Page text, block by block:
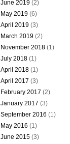
June 2019 (2)
May 2019 (6)
April 2019 (3)
March 2019 (2)
November 2018 (1)
July 2018 (1)
April 2018 (1)
April 2017 (3)
February 2017 (2)
January 2017 (3)
September 2016 (1)
May 2016 (1)
June 2015 (3)